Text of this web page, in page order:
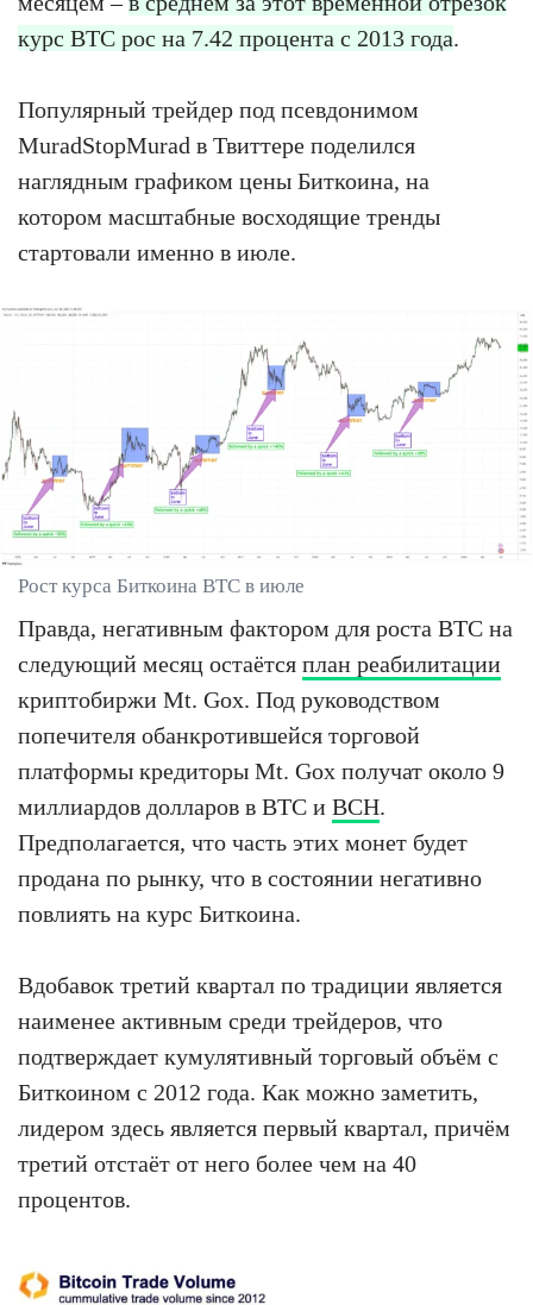
курс BTC рос на 7.42 процента с 2013 года.
Популярный трейдер под псевдонимом
MuradStopMurad в Твиттере поделился
наглядным графиком цены Биткоина, на
котором масштабные восходящие тренды
стартовали именно в июле.
Рост курса Биткоина BTC в июле
Правда, негативным фактором для роста BTC на
следующий месяц остаётся план реабилитации
криптобиржи Mt. Gox. Под руководством
попечителя обанкротившейся торговой
платформы кредиторы Mt. Gox получат около 9
миллиардов долларов в BTC и BCH.
Предполагается, что часть этих монет будет
продана по рынку, что в состоянии негативно
повлиять на курс Биткоина.
Вдобавок третий квартал по традиции является
наименее активным среди трейдеров, что
подтверждает кумулятивный торговый объём с
Биткоином с 2012 года. Как можно заметить,
лидером здесь является первый квартал, причём
третий отстаёт от него более чем на 40
процентов.